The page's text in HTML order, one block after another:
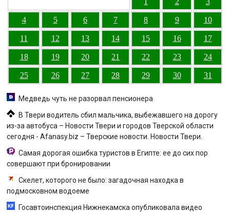
4 5 6 7 8 9 10
11 12 13 14 15 16 17
18 19 20 21 22 23 24
25 26 27 28 29 30 31
Медведь чуть не разорвал пенсионера
В Твери водитель сбил мальчика, выбежавшего на дорогу
из-за автобуса – Новости Твери и городов Тверской области
сегодня - Afanasy.biz – Тверские новости. Новости Твери.
Самая дорогая ошибка туристов в Египте: ее до сих пор
совершают при бронировании
Скелет, которого не было: загадочная находка в
подмосковном водоеме
Госавтоинспекция Нижнекамска опубликовала видео